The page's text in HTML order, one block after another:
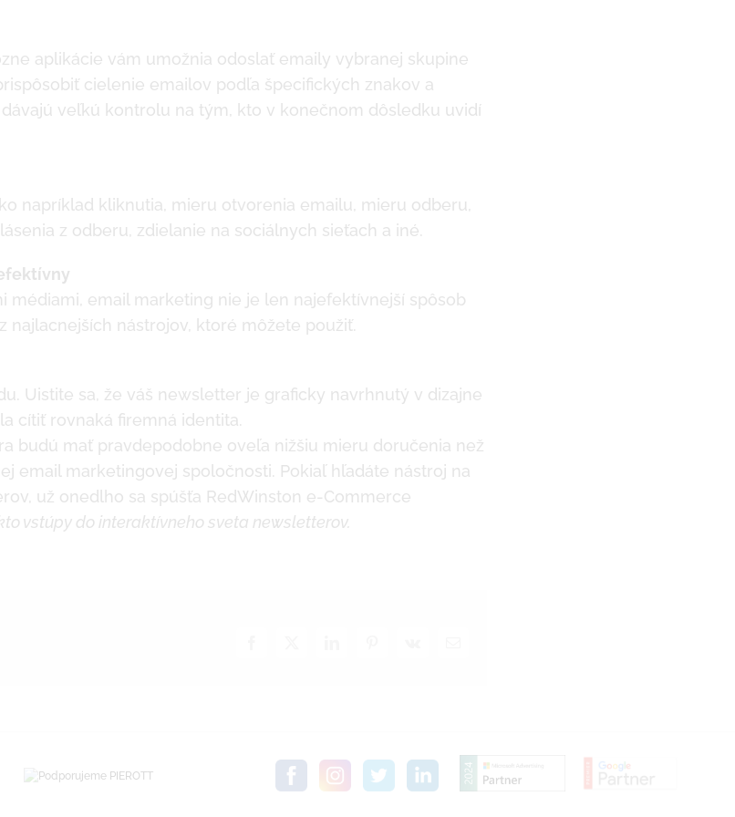
aplikácie vám umožnia odoslať emaily vybranej skupine
cielenie emailov podľa špecifických znakov a
veľkú kontrolu na tým, kto v konečnom dôsledku uvidí
napríklad kliknutia, mieru otvorenia emailu, mieru odberu,
z odberu, zdielanie na sociálnych sieťach a iné.
médiami, email marketing nie je len najefektívnejší spôsob
najlacnejších nástrojov, ktoré môžete použiť.
Uistite sa, že váš newsletter je graficky navrhnutý v dizajne
cítiť rovnaká firemná identita.
budú mať pravdepodobne oveľa nižšiu mieru doručenia než
email marketingovej spoločnosti. Pokiaľ hľadáte nástroj na
, už onedlho sa spúšťa RedWinston e-Commerce
vstúpy do interaktívneho sveta newsletterov.